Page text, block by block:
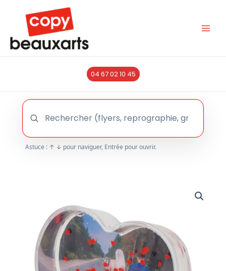
contenu
04 67 02 10 45
Astuce : ↑ ↓ pour naviguer, Entrée pour ouvrir.